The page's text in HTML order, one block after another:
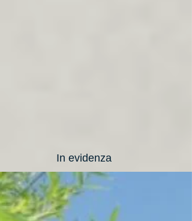
In evidenza